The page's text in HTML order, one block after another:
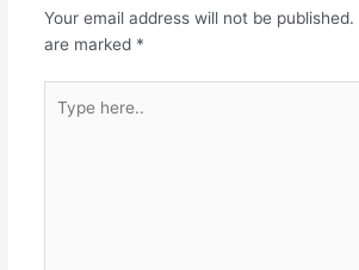
Your email address will not be published.
are marked *
here..